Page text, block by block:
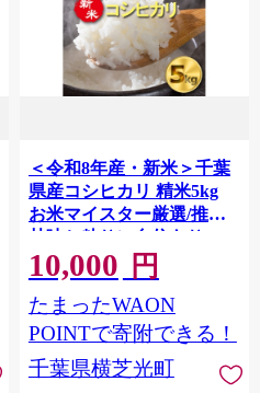
＜令和8年産・新米＞千葉
県産コシヒカリ 精米5kg
お米マイスター厳選/推奨
甘味と粘りに自信あり
【1666684】
10,000 円
たまったWAON
POINTで寄附できる！
千葉県横芝光町